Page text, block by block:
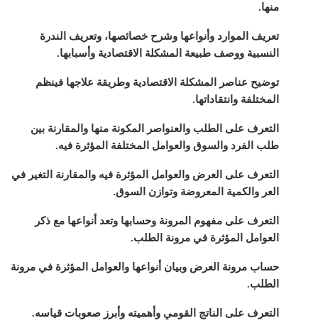
منها.
تعريف الموارد وأنواعها وشرح خصائصها، وتعريف الندرة
النسبية ووصف طبيعة المشكلة الاقتصادية وأسبابها.
توضيح عناصر المشكلة الاقتصادية وطريقة علاجها فينظم
المختلفة وانتقاداتها.
التعرف على الطلب والعنواصر المكونة منها والمقارنة بين
طلب الفرد والسوق والعوامل المختلفة المؤثرة فيه.
التعرف على العرض والعوامل المؤثرة فيه والمقارنة التغير في
العر والكمية المعروضة وتوازن السوق.
التعرف على مفهوم المرونة وحسابها وتعد أنواعها مع ذكر
العوامل المؤثرة في مرونة الطلب.
حساب مرونة العرض وبيان أنواعها والعوامل المؤثرة في مرونة
الطلب.
التعرف على الناتج القومي وأهميته وأبرز صعوبات قياسه.